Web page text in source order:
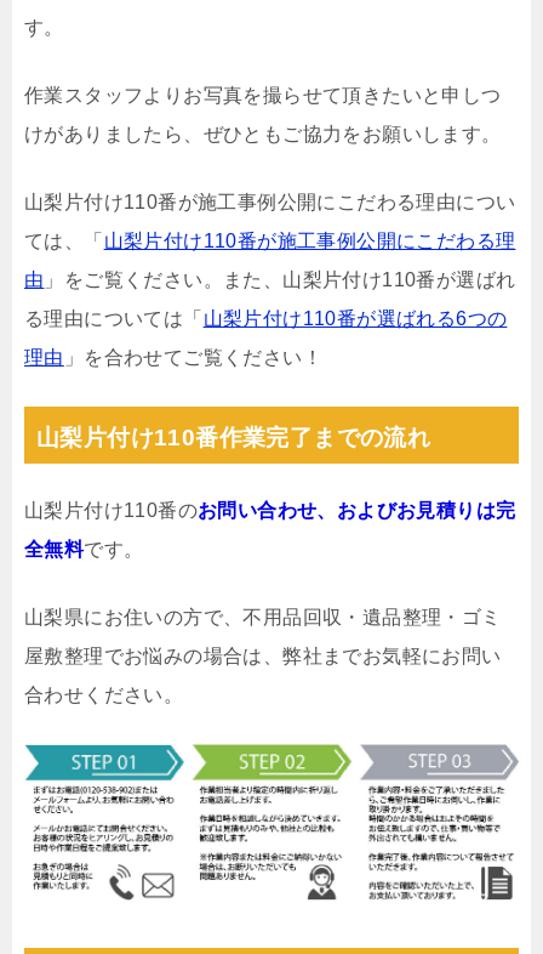
す。
作業スタッフよりお写真を撮らせて頂きたいと申しつ
けがありましたら、ぜひともご協力をお願いします。
山梨片付け110番が施工事例公開にこだわる理由につい
ては、「 山梨片付け110番が施工事例公開にこだわる理
由 」をご覧ください。また、山梨片付け110番が選ばれ
る理由については「 山梨片付け110番が選ばれる6つの
理由 」を合わせてご覧ください！
山梨片付け110番作業完了までの流れ
山梨片付け110番のお問い合わせ、およびお見積りは完
全無料です。
山梨県にお住いの方で、不用品回収・遺品整理・ゴミ
屋敷整理でお悩みの場合は、弊社までお気軽にお問い
合わせください。